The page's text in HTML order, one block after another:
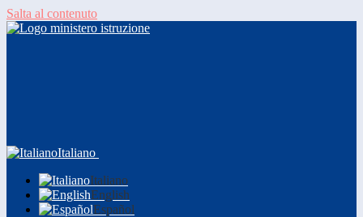
Salta al contenuto
Italiano
Italiano
English
Español